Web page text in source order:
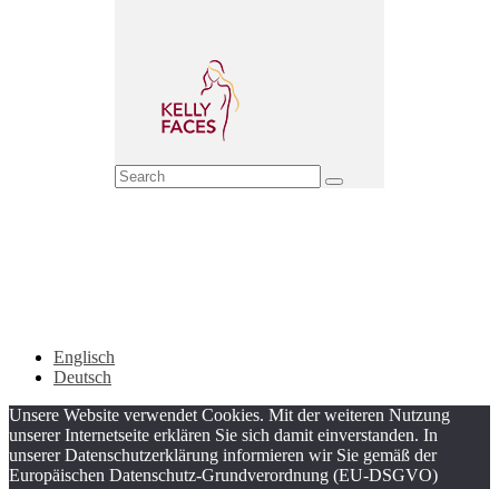
Englisch
Deutsch
Unsere Website verwendet Cookies. Mit der weiteren Nutzung
unserer Internetseite erklären Sie sich damit einverstanden. In
unserer Datenschutzerklärung informieren wir Sie gemäß der
Europäischen Datenschutz-Grundverordnung (EU-DSGVO)